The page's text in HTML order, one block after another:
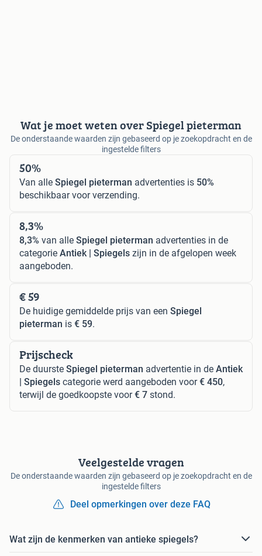
Wat je moet weten over Spiegel pieterman
De onderstaande waarden zijn gebaseerd op je zoekopdracht en de
ingestelde filters
50%
Van alle Spiegel pieterman advertenties is 50%
beschikbaar voor verzending.
8,3%
8,3% van alle Spiegel pieterman advertenties in de
categorie Antiek | Spiegels zijn in de afgelopen week
aangeboden.
€ 59
De huidige gemiddelde prijs van een Spiegel
pieterman is € 59.
Prijscheck
De duurste Spiegel pieterman advertentie in de Antiek
| Spiegels categorie werd aangeboden voor€ 450,
terwijl de goedkoopste voor€ 7 stond.
Veelgestelde vragen
De onderstaande waarden zijn gebaseerd op je zoekopdracht en de
ingestelde filters
Deel opmerkingen over deze FAQ
Wat zijn de kenmerken van antieke spiegels?